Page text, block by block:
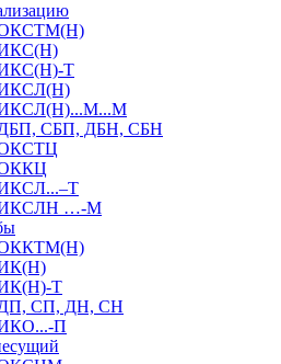
Т
СБП, ДБН, СБН
…-М
Т
СП, ДН, СН
П